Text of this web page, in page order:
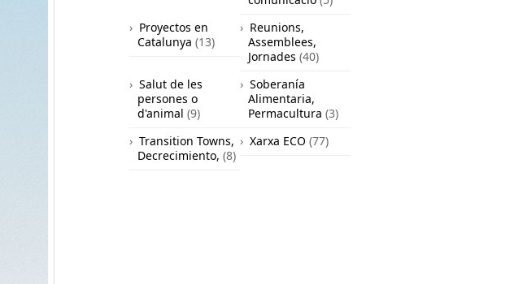
Proyectos en
Catalunya (13)
Reunions,
Assemblees,
Jornades (40)
Salut de les
persones o
d'animal (9)
Soberanía
Alimentaria,
Permacultura (3)
Transition Towns,
Decrecimiento, (8)
Xarxa ECO (77)